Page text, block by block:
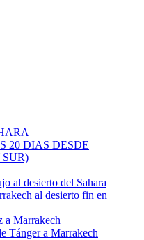
20 DIAS DESDE
SUR)
al desierto del Sahara
al desierto fin en
a Marrakech
Tánger a Marrakech